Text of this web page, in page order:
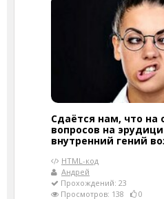
Сдаётся нам, что на
вопросов на
внутренний гений
HTML-код
Андрей
Прохождений: 23
Просмотров: 138
0